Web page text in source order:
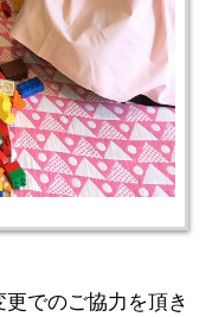
でのご協力を頂き